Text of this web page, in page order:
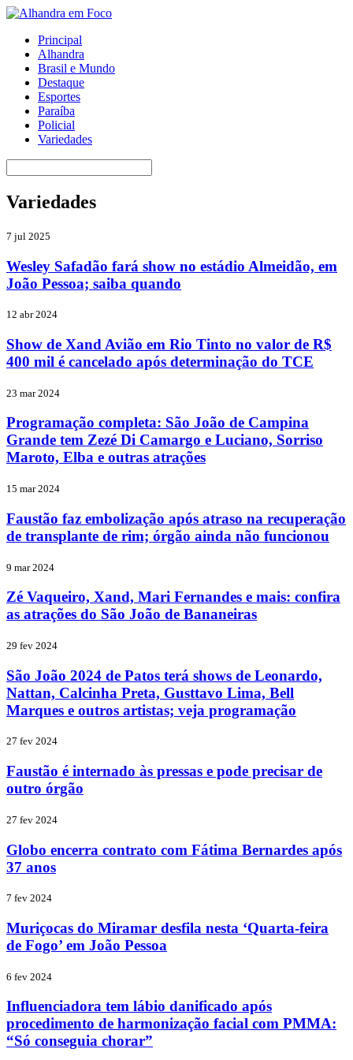
Principal
Alhandra
Brasil e Mundo
Destaque
Esportes
Paraíba
Policial
Variedades
Variedades
7 jul 2025
Wesley Safadão fará show no estádio Almeidão, em
João Pessoa; saiba quando
12 abr 2024
Show de Xand Avião em Rio Tinto no valor de R$
400 mil é cancelado após determinação do TCE
23 mar 2024
Programação completa: São João de Campina
Grande tem Zezé Di Camargo e Luciano, Sorriso
Maroto, Elba e outras atrações
15 mar 2024
Faustão faz embolização após atraso na recuperação
de transplante de rim; órgão ainda não funcionou
9 mar 2024
Zé Vaqueiro, Xand, Mari Fernandes e mais: confira
as atrações do São João de Bananeiras
29 fev 2024
São João 2024 de Patos terá shows de Leonardo,
Nattan, Calcinha Preta, Gusttavo Lima, Bell
Marques e outros artistas; veja programação
27 fev 2024
Faustão é internado às pressas e pode precisar de
outro órgão
27 fev 2024
Globo encerra contrato com Fátima Bernardes após
37 anos
7 fev 2024
Muriçocas do Miramar desfila nesta ‘Quarta-feira
de Fogo’ em João Pessoa
6 fev 2024
Influenciadora tem lábio danificado após
procedimento de harmonização facial com PMMA:
“Só conseguia chorar”